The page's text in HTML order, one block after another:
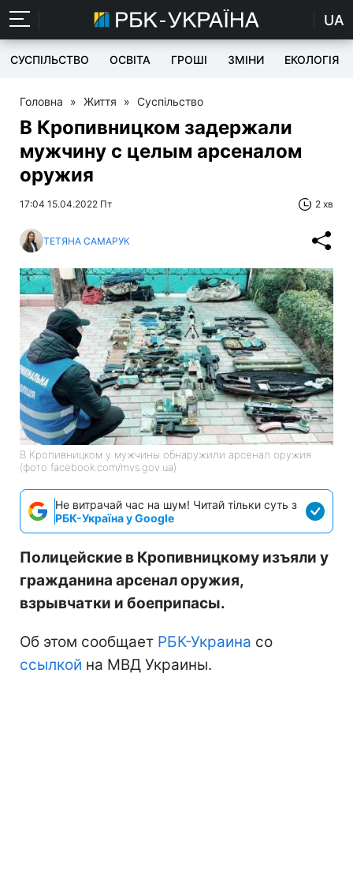
UA
СУСПІЛЬСТВО ОСВІТА ГРОШІ ЗМІНИ ЕКОЛОГІЯ
Головна » Життя » Суспільство
В Кропивницком задержали
мужчину с целым арсеналом
оружия
17:04 15.04.2022 Пт 2 хв
ТЕТЯНА САМАРУК
В Кропивницком у мужчины обнаружили арсенал оружия
(фото facebook.com/mvs.gov.ua)
Не витрачай час на шум! Читай тільки суть з
РБК-Україна у Google
Полицейские в Кропивницкому изъяли у
гражданина арсенал оружия,
взрывчатки и боеприпасы.
Об этом сообщает РБК-Украина со
ссылкой на МВД Украины.